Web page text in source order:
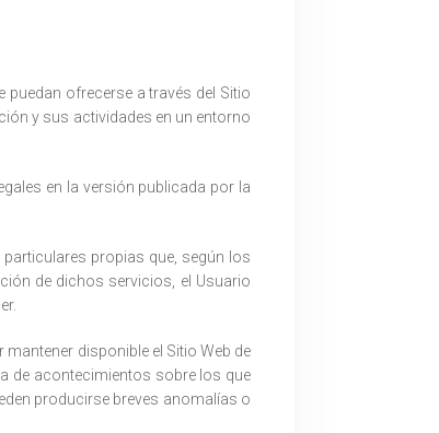
puedan ofrecerse a través del Sitio
y sus actividades en un entorno
en la versión publicada por la
propias que, según los
de dichos servicios, el Usuario
disponible el Sitio Web de
de acontecimientos sobre los que
producirse breves anomalí­as o